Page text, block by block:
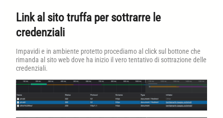
Link al sito truffa per sottrarre le
credenziali
Impavidi e in ambiente protetto procediamo al click sul bottone che
rimanda al sito web dove ha inizio il vero tentativo di sottrazione delle
credenziali.